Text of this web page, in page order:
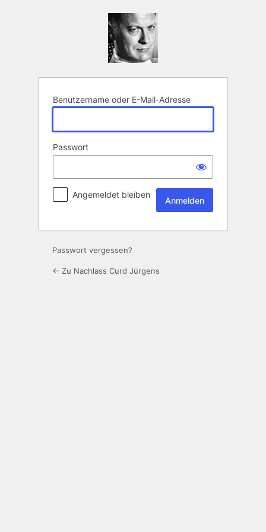
Benutzername oder E-Mail-Adresse
Passwort
Angemeldet bleiben
Passwort vergessen?
← Zu Nachlass Curd Jürgens